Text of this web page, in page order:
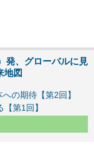
発、グローバルに見
地図
の期待【第2回】
第1回】